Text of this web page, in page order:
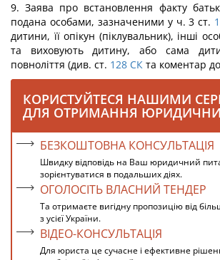
9. Заява про встановлення факту
подана особами, зазначеними у ч. 3 ст.
дитини, її опікун (піклувальник), інші
та виховують дитину, або сама
повноліття (див. ст. 128 СК та коментар
КОРИСТУЙТЕСЯ НАШИМИ
ДЛЯ ОТРИМАННЯ
БЕЗКОШТОВНА КОНСУЛЬТАЦІЯ
Швидку відповідь на Ваш юридичний
зорієнтуватися в подальших діях.
ОГОЛОСІТЬ ВЛАСНИЙ ТЕНДЕР
Та отримаєте вигідну пропозицію від
з усієї України.
ВІДЕО-КОНСУЛЬТАЦІЯ
Для юриста це сучасне і ефективне